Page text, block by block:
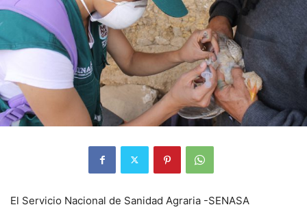
El Servicio Nacional de Sanidad Agraria -SENASA